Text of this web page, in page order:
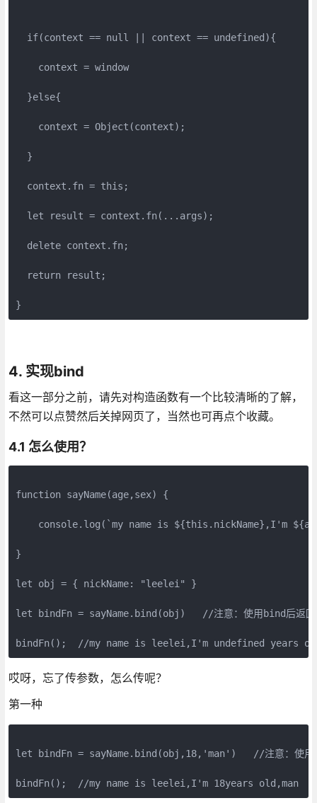
if(context == null || context == undefined){
context = window
}else{
context = Object(context);
}
context.fn = this;
let result = context.fn(...args);
delete context.fn;
return result;
}
4. 实现bind
看这一部分之前，请先对构造函数有一个比较清晰的了解，
不然可以点赞然后关掉网页了，当然也可再点个收藏。
4.1 怎么使用？
function sayName(age,sex) {
console.log(`my name is ${this.nickName},I'm
}
let obj = { nickName: "leelei" }
let bindFn = sayName.bind(obj)   //注意：使用bind后返回
哎呀，忘了传参数，怎么传呢？
第一种
let bindFn = sayName.bind(obj,18,'man')   //注意：使用
bindFn();  //my name is leelei,I'm 18years old,man